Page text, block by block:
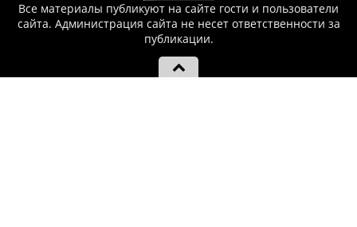
Все материалы публикуют на сайте гости и пользователи
сайта. Администрация сайта не несет ответственности за
публикации.